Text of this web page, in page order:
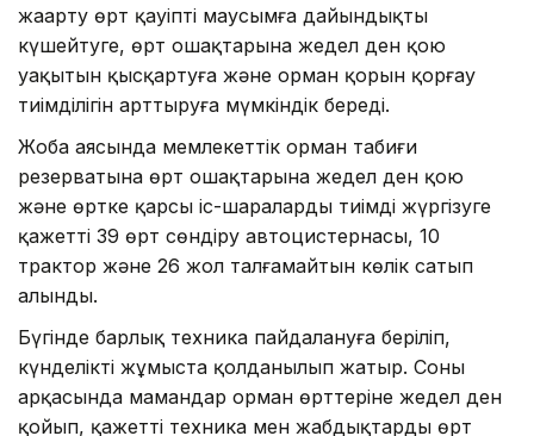
жаңарту өрт қауіпті маусымға дайындықты
күшейтуге, өрт ошақтарына жедел ден қою
уақытын қысқартуға және орман қорын қорғау
тиімділігін арттыруға мүмкіндік береді.
Жоба аясында мемлекеттік орман табиғи
резерватына өрт ошақтарына жедел ден қою
және өртке қарсы іс-шараларды тиімді жүргізуге
қажетті 39 өрт сөндіру автоцистернасы, 10
трактор және 26 жол талғамайтын көлік сатып
алынды.
Бүгінде барлық техника пайдалануға беріліп,
күнделікті жұмыста қолданылып жатыр. Соның
арқасында мамандар орман өрттеріне жедел ден
қойып, қажетті техника мен жабдықтарды өрт